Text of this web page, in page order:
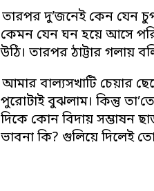
তারপর দু’জনেই কেন যেন
কেমন যেন ঘন হয়ে আসে
উঠি। তারপর ঠাট্টার গলায়
আমার বাল্যসখাটি চেয়ার
পুরোটাই বুঝলাম। কিন্তু
দিকে কোন বিদায় সম্ভাষন
ভাবনা কি? গুলিয়ে দিলেই